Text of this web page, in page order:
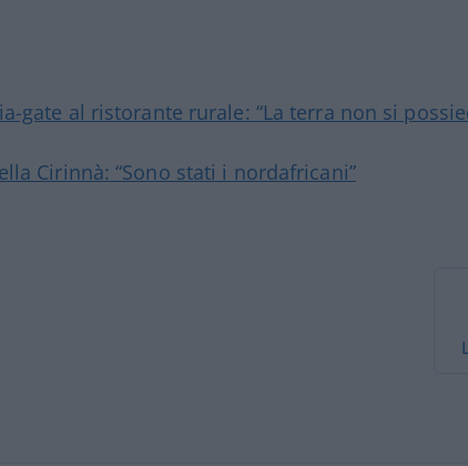
gate al ristorante rurale: “La terra non si
Cirinnà: “Sono stati i nordafricani”